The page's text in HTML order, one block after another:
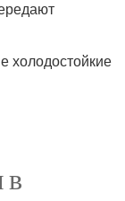
холодостойкие
в